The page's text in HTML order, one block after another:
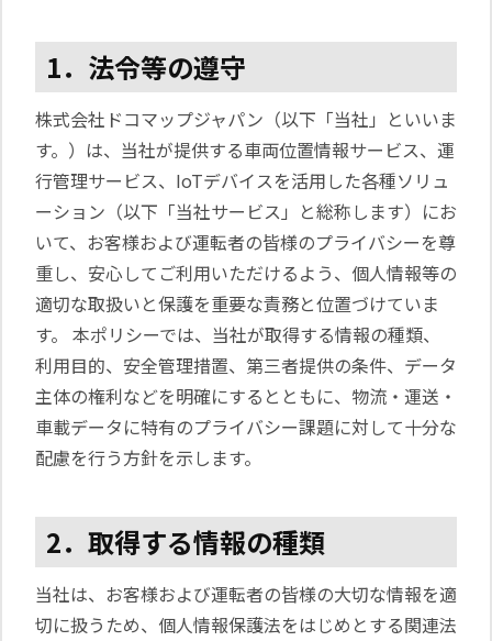
1．法令等の遵守
株式会社ドコマップジャパン（以下「当社」といいま
す。）は、当社が提供する車両位置情報サービス、運
行管理サービス、IoTデバイスを活用した各種ソリュ
ーション（以下「当社サービス」と総称します）にお
いて、お客様および運転者の皆様のプライバシーを尊
重し、安心してご利用いただけるよう、個人情報等の
適切な取扱いと保護を重要な責務と位置づけていま
す。 本ポリシーでは、当社が取得する情報の種類、
利用目的、安全管理措置、第三者提供の条件、データ
主体の権利などを明確にするとともに、物流・運送・
車載データに特有のプライバシー課題に対して十分な
配慮を行う方針を示します。
2．取得する情報の種類
当社は、お客様および運転者の皆様の大切な情報を適
切に扱うため、個人情報保護法をはじめとする関連法